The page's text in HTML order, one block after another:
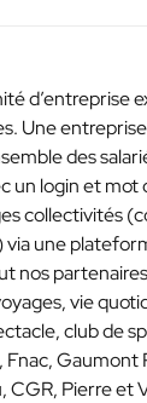
d’entreprise
Une
des
un login et mot
collectivités
une
nos
vie
club de
Fnac, Gaumont
CGR, Pierre et